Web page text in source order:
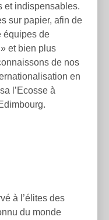
et indispensables.
sur papier, afin de
équipes de
et bien plus
de nos
en
l’Ecosse à
à l’élites des
du monde